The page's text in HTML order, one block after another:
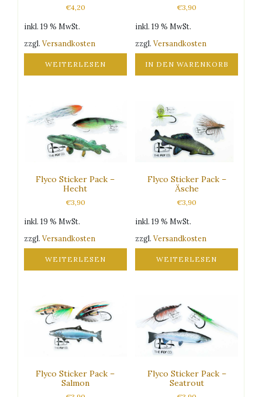
Produktseite
werden
€4,20
inkl. 19 % MwSt.
zzgl. Versandkosten
WEITERLESEN
€3,90
inkl. 19 % MwSt.
zzgl.Versandkosten
IN DEN WARENKORB
Flyco Sticker Pack –
Hecht
€3,90
inkl. 19 % MwSt.
zzgl. Versandkosten
WEITERLESEN
Flyco Sticker Pack –
Äsche
€3,90
inkl. 19 % MwSt.
zzgl.Versandkosten
WEITERLESEN
Flyco Sticker Pack –
Salmon
Flyco Sticker Pack –
Seatrout